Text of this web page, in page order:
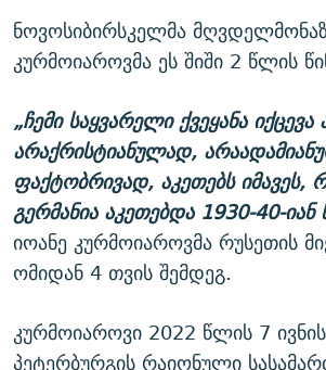
ნოვოსიბირსკელმა
კურმოიაროვმა ეს შიში 2 წლის
„ჩემი საყვარელი ქვეყანა
არაქრისტიანულად,
ფაქტობრივად, აკეთებს იმავეს,
გერმანია აკეთებდა 1930-40-იან
იოანე კურმოიაროვმა რუსეთის
ომიდან 4 თვის შემდეგ.
კურმოიაროვი 2022 წლის 7
პეტერბურგის რაიონული